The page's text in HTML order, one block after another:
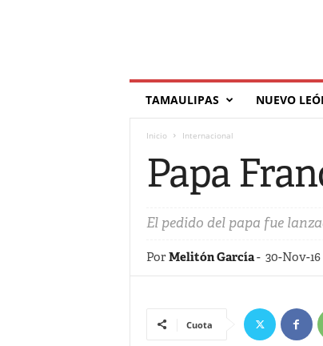
T
l
TAMAULIPAS NUEVO
Inicio Internacional
Papa
El pedido del papa fue
PorMelitón García- 30-Nov-16
Cuota